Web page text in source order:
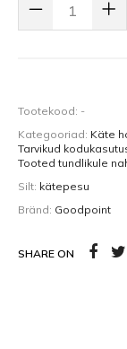
Tootekood: -
Kategooriad: Käte
Tarvikud
Tooted tundlikule
Silt: kätepesu
Bränd: Goodpoint
SHARE ON